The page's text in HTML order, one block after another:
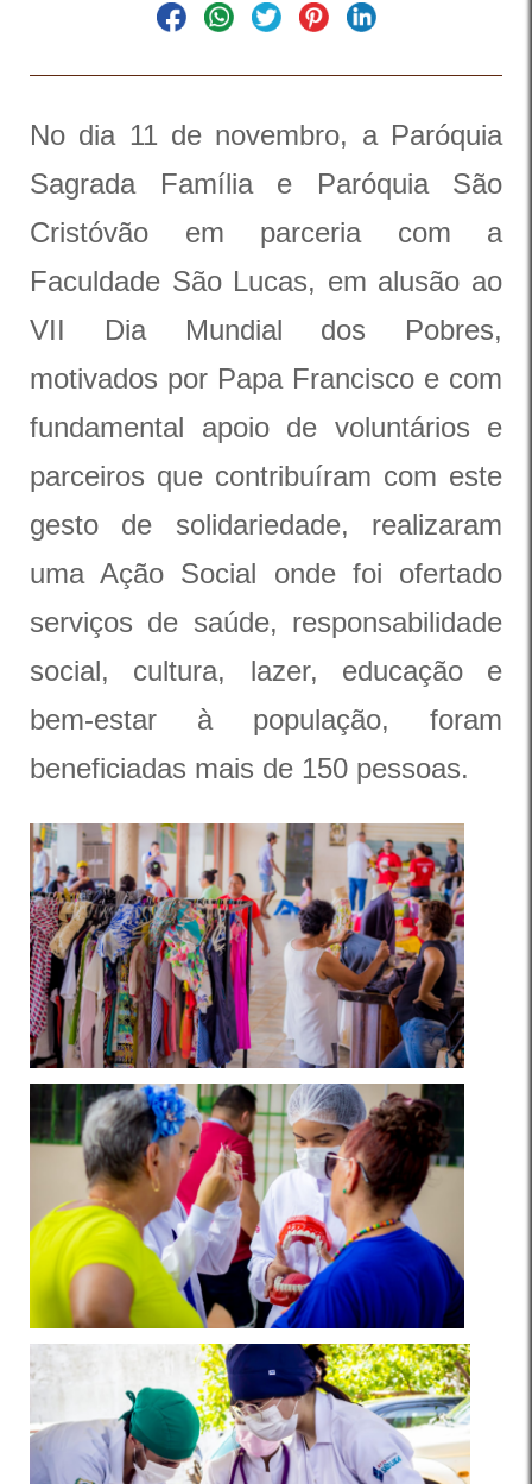
No dia 11 de novembro, a Paróquia
Sagrada Família e Paróquia São
Cristóvão em parceria com a
Faculdade São Lucas, em alusão ao
VII Dia Mundial dos Pobres,
motivados por Papa Francisco e com
fundamental apoio de voluntários e
parceiros que contribuíram com este
gesto de solidariedade, realizaram
uma Ação Social onde foi ofertado
serviços de saúde, responsabilidade
social, cultura, lazer, educação e
bem-estar à população, foram
beneficiadas mais de 150 pessoas.